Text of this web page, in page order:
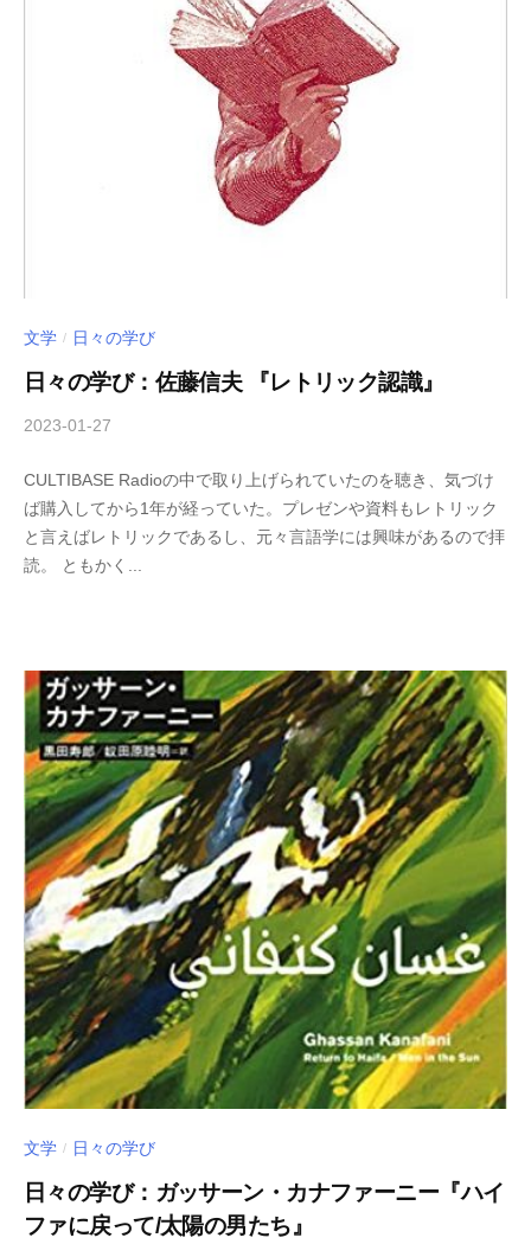
文学 / 日々の学び
日々の学び：佐藤信夫 『レトリック認識』
2023-01-27
木
下
倖
一
件
の
コ
メ
CULTIBASE Radioの中で取り上げられていたのを聴き、気づけ
ば購入してから1年が経っていた。プレゼンや資料もレトリック
と言えばレトリックであるし、元々言語学には興味があるので拝
読。 ともかく...
文学 / 日々の学び
日々の学び：ガッサーン・カナファーニー『ハイ
ファに戻って/太陽の男たち』